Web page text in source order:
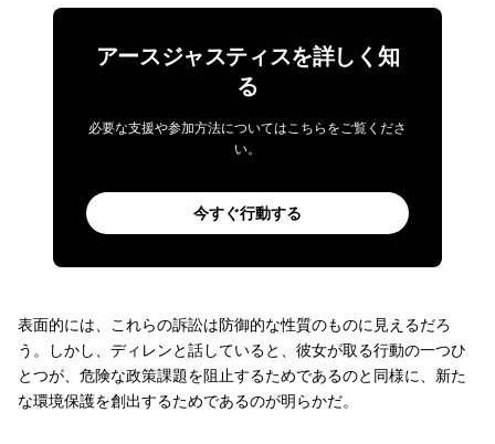
アースジャスティスを詳しく知
る
必要な支援や参加方法についてはこちらをご覧くださ
い。
今すぐ行動する
表面的には、これらの訴訟は防御的な性質のものに見えるだろ
う。しかし、ディレンと話していると、彼女が取る行動の一つひ
とつが、危険な政策課題を阻止するためであるのと同様に、新た
な環境保護を創出するためであるのが明らかだ。